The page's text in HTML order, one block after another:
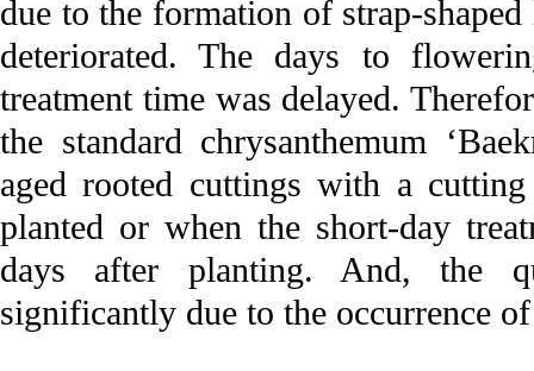
due to the formation of strap-
deteriorated. The days to
treatment time was delayed.
the standard chrysanthemum
aged rooted cuttings with a
planted or when the short-day
days after planting. And, the
significantly due to the occurrence